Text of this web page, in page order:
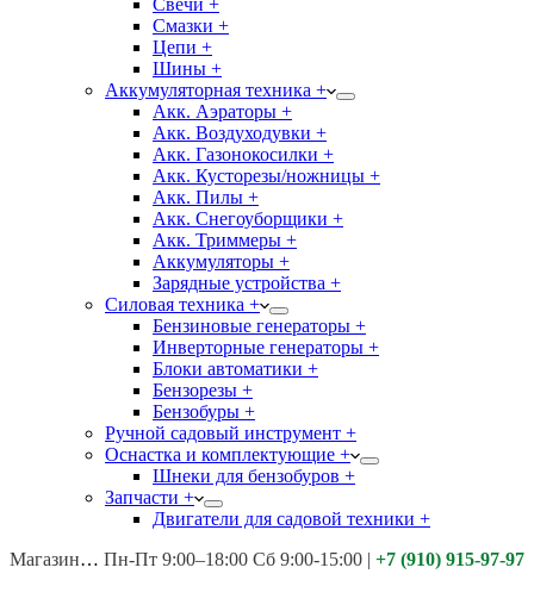
Свечи +
Смазки +
Цепи +
Шины +
Аккумуляторная техника +
Акк. Аэраторы +
Акк. Воздуходувки +
Акк. Газонокосилки +
Акк. Кусторезы/ножницы +
Акк. Пилы +
Акк. Снегоуборщики +
Акк. Триммеры +
Аккумуляторы +
Зарядные устройства +
Силовая техника +
Бензиновые генераторы +
Инверторные генераторы +
Блоки автоматики +
Бензорезы +
Бензобуры +
Ручной садовый инструмент +
Оснастка и комплектующие +
Шнеки для бензобуров +
Запчасти +
Двигатели для садовой техники +
Магазины: Калуга ул. Московская д.113
Пн-Пт 9:00–18:00 Сб 9:00-15:00 | +7 (910) 915-97-97